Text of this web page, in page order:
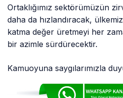
Ortaklığımız sektörümüzün
daha da hızlandıracak,
katma değer üretmeyi her
bir azimle sürdürecektir.
Kamuoyuna saygılarımızla